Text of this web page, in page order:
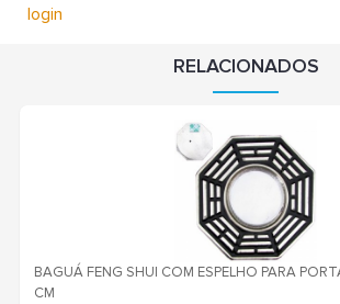
login
RELACIONADOS